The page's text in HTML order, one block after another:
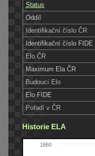
Status
Oddíl
Identifikační číslo ČR
Identifikační číslo FIDE
Elo ČR
Maximum Ela ČR
Budoucí Elo
Elo FIDE
Pořadí v ČR
Historie ELA
1860